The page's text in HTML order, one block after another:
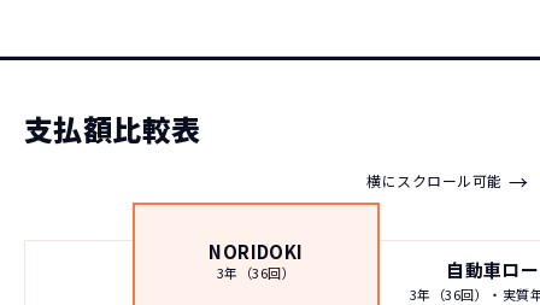
トヨタ プリウス
205万円
月々の支払 106,700円/月
3年（36回）・実質年率 5.0%
支払額比較表
横にスクロール可能 →
NORIDOKI
3年（36回） 自動車ロ
3年（36回）・実質